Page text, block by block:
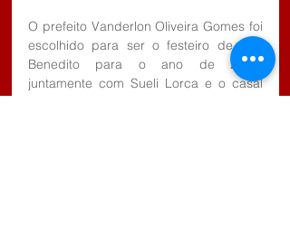
O prefeito Vanderlon Oliveira Gomes foi
escolhido para ser o festeiro de São
Benedito para o ano de 2019,
juntamente com Sueli Lorca e o casal